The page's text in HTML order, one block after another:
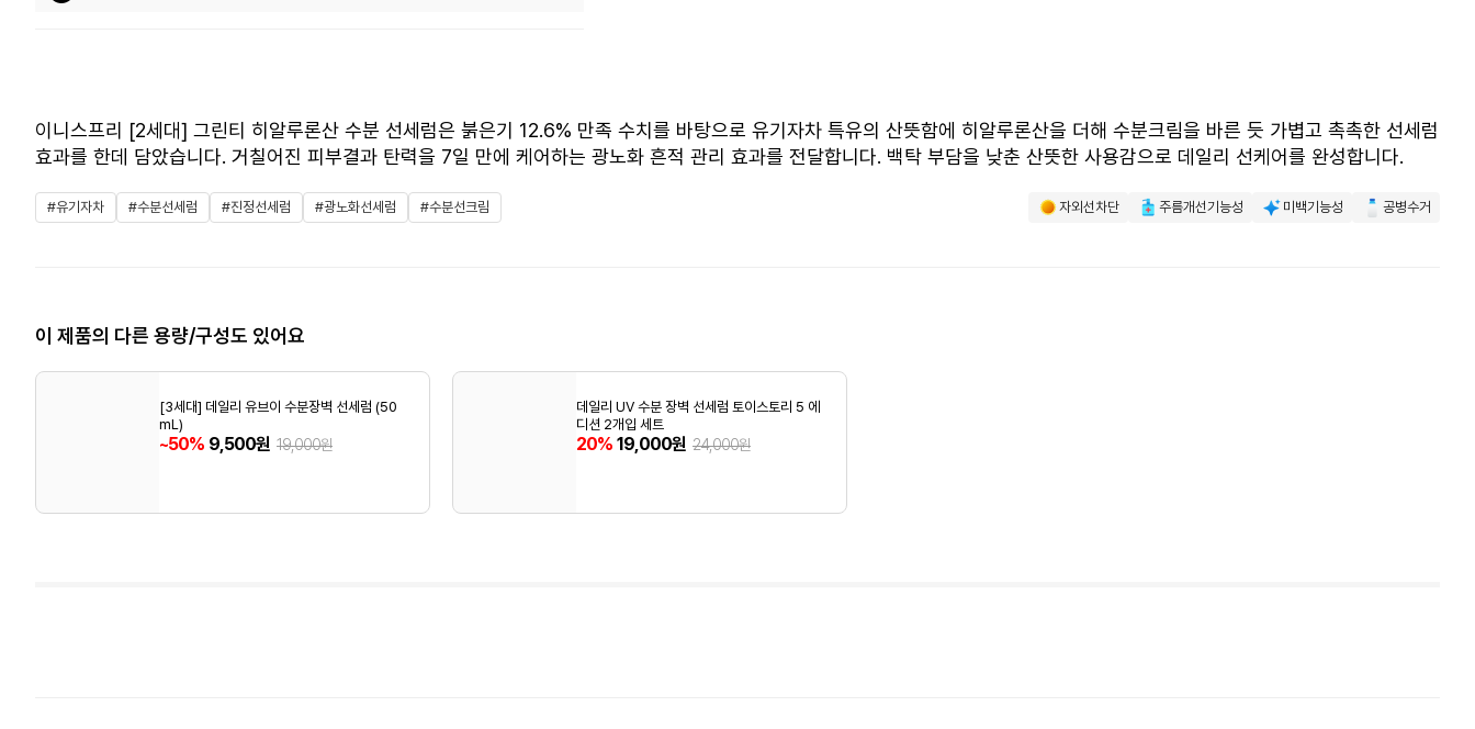
이니스프리 [2세대] 그린티 히알루론산 수분 선세럼은 붉은기 12.6% 만족 수치를 바탕으로 유기자차 특유의 산뜻함에 히알루론산을 더해 수분크림을 바른 듯 가볍고 촉촉한 선세럼
효과를 한데 담았습니다. 거칠어진 피부결과 탄력을 7일 만에 케어하는 광노화 흔적 관리 효과를 전달합니다. 백탁 부담을 낮춘 산뜻한 사용감으로 데일리 선케어를 완성합니다.
#유기자차 #수분선세럼 #진정선세럼 #광노화선세럼 #수분선크림 자외선차단 주름개선기능성 미백기능성 공병수거
이 제품의 다른 용량/구성도 있어요
[3세대] 데일리 유브이 수분장벽 선세럼 (50
mL)
~50% 9,500원 19,000원
데일리 UV 수분 장벽 선세럼 토이스토리 5 에
디션 2개입 세트
20% 19,000원 24,000원